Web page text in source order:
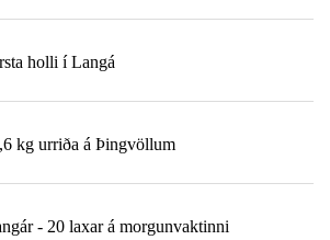
holli í Langá
kg urriða á Þingvöllum
- 20 laxar á morgunvaktinni